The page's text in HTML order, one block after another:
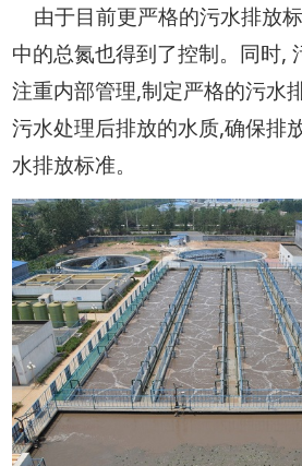
由于目前更严格的污水排放
中的总氮也得到了控制。同时,
注重内部管理,制定严格的污水
污水处理后排放的水质,确保排
水排放标准。